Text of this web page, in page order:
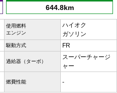
644.8km
使用燃料
エンジン
ハイオク
ガソリン
駆動方式 FR
過給器（ターボ）
スーパーチャージ
ャー
燃費性能 -